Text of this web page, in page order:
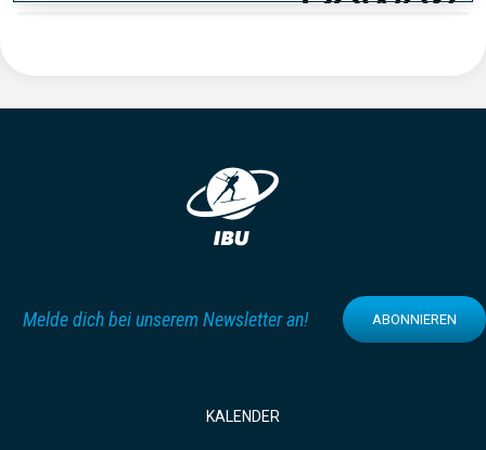
Melde dich bei unserem Newsletter an! ABONNIEREN
KALENDER